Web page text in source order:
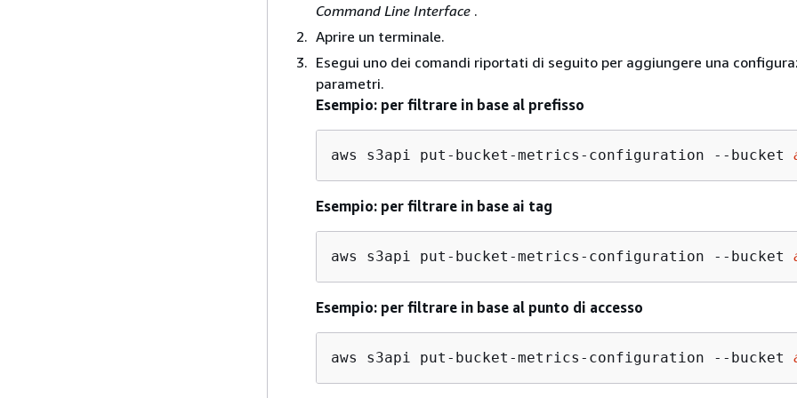
Command Line Interface .
Aprire un terminale.
Esegui uno dei comandi riportati di seguito per aggiungere una
parametri.
Esempio: per filtrare in base al prefisso
aws s3api put-bucket-metrics-configuration --bucket
Esempio: per filtrare in base ai tag
aws s3api put-bucket-metrics-configuration --bucket
Esempio: per filtrare in base al punto di accesso
aws s3api put-bucket-metrics-configuration --bucket